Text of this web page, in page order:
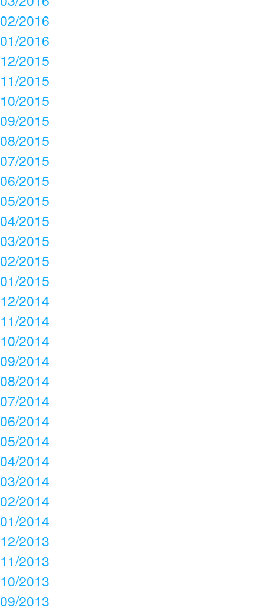
02/2016
01/2016
12/2015
11/2015
10/2015
09/2015
08/2015
07/2015
06/2015
05/2015
04/2015
03/2015
02/2015
01/2015
12/2014
11/2014
10/2014
09/2014
08/2014
07/2014
06/2014
05/2014
04/2014
03/2014
02/2014
01/2014
12/2013
11/2013
10/2013
09/2013